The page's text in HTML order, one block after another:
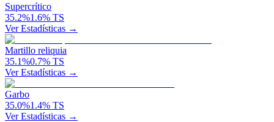
Supercrítico
35.2%1.6% TS
Ver Estadísticas →
Martillo reliquia
35.1%0.7% TS
Ver Estadísticas →
Garbo
35.0%1.4% TS
Ver Estadísticas →